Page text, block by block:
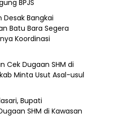
BPJS
Bangkai
Batu Bara Segera
Koordinasi
Cek Dugaan SHM di
Minta Usut Asal-usul
Bupati
SHM di Kawasan